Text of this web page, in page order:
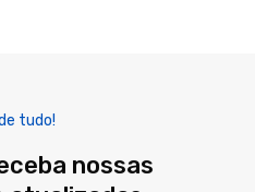
tudo!
nossas